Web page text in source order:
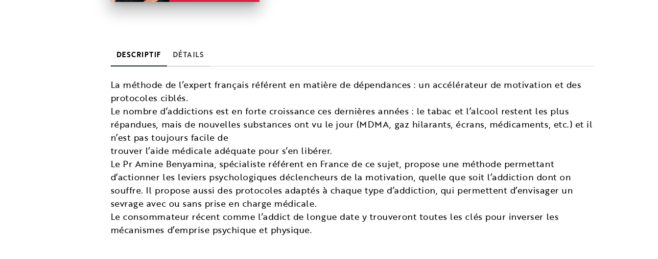
DESCRIPTIF DÉTAILS
La méthode de l’expert français référent en matière de dépendances : un accélérateur de motivation et des
protocoles ciblés.
Le nombre d’addictions est en forte croissance ces dernières années : le tabac et l’alcool restent les plus
répandues, mais de nouvelles substances ont vu le jour (MDMA, gaz hilarants, écrans, médicaments, etc.) et il
n’est pas toujours facile de
trouver l’aide médicale adéquate pour s’en libérer.
Le Pr Amine Benyamina, spécialiste référent en France de ce sujet, propose une méthode permettant
d’actionner les leviers psychologiques déclencheurs de la motivation, quelle que soit l’addiction dont on
souffre. Il propose aussi des protocoles adaptés à chaque type d’addiction, qui permettent d’envisager un
sevrage avec ou sans prise en charge médicale.
Le consommateur récent comme l’addict de longue date y trouveront toutes les clés pour inverser les
mécanismes d’emprise psychique et physique.